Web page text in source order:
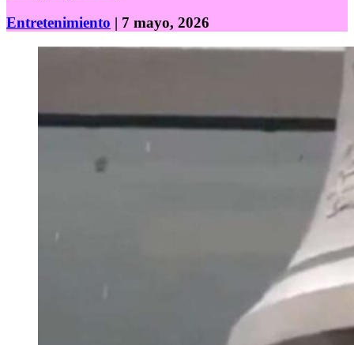
Entretenimiento | 7 mayo, 2026